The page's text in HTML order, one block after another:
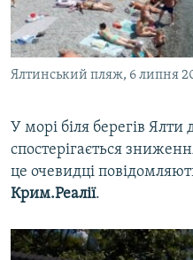
ВІДЕОУРОКИ «ELIFBE»
СВІДЧЕННЯ ОКУПАЦІЇ
УКРАЇНСЬКА ПРОБЛЕМА КРИМУ
Русский
Qırımtatar
Усі сайти RFE/RL
Ялтинський пляж, 6 липня
У морі біля берегів Ялти
спостерігається
це очевидці
Крим.Реалії.